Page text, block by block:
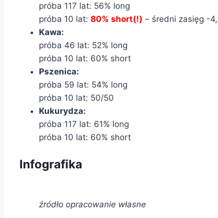
próba 117 lat: 56% long
próba 10 lat: 80% short(!) – średni zasięg -
Kawa:
próba 46 lat: 52% long
próba 10 lat: 60% short
Pszenica:
próba 59 lat: 54% long
próba 10 lat: 50/50
Kukurydza:
próba 117 lat: 61% long
próba 10 lat: 60% short
Infografika
źródło opracowanie własne